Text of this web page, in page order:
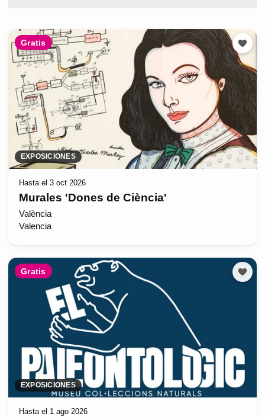
Gratis
EXPOSICIONES
Hasta el 3 oct 2026
Murales 'Dones de Ciència'
València
Valencia
Gratis
EXPOSICIONES
Hasta el 1 ago 2026